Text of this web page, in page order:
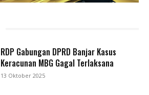
RDP Gabungan DPRD Banjar Kasus
Keracunan MBG Gagal Terlaksana
13 Oktober 2025